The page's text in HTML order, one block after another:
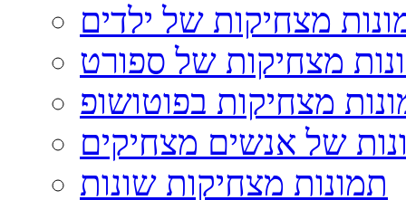
מצחיקות של ילדים
מצחיקות של ספורט
מצחיקות בפוטושופ
של אנשים מצחיקים
תמונות מצחיקות שונות